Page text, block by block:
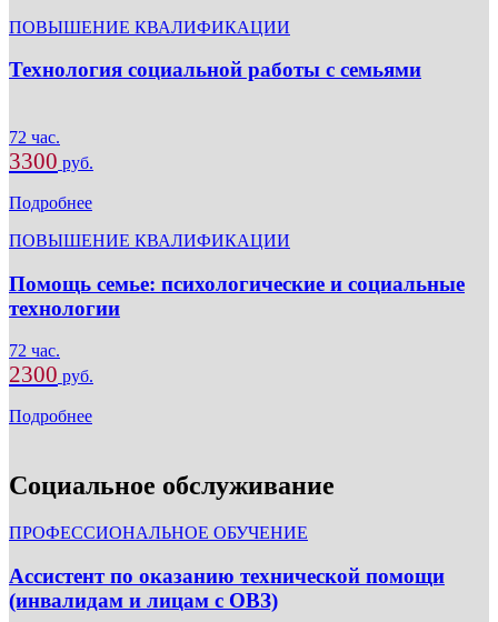
ПОВЫШЕНИЕ КВАЛИФИКАЦИИ
Технология социальной работы с семьями
72 час.
3300 руб.
Подробнее
ПОВЫШЕНИЕ КВАЛИФИКАЦИИ
Помощь семье: психологические и социальные
технологии
72 час.
2300 руб.
Подробнее
Социальное обслуживание
ПРОФЕССИОНАЛЬНОЕ ОБУЧЕНИЕ
Ассистент по оказанию технической помощи
(инвалидам и лицам с ОВЗ)